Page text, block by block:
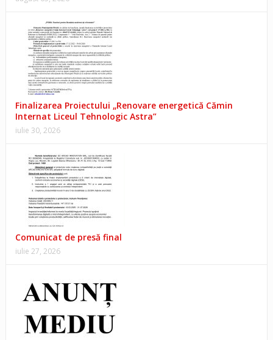
Finalizarea Proiectului „Renovare energetică Cămin
Internat Liceul Tehnologic Astra”
iulie 30, 2026
Comunicat de presă final
iulie 27, 2026